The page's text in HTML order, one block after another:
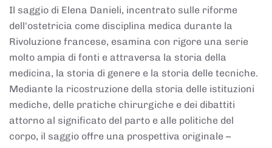
Il saggio di Elena Danieli, incentrato sulle riforme
dell'ostetricia come disciplina medica durante la
Rivoluzione francese, esamina con rigore una serie
molto ampia di fonti e attraversa la storia della
medicina, la storia di genere e la storia delle tecniche.
Mediante la ricostruzione della storia delle istituzioni
mediche, delle pratiche chirurgiche e dei dibattiti
attorno al significato del parto e alle politiche del
corpo, il saggio offre una prospettiva originale –